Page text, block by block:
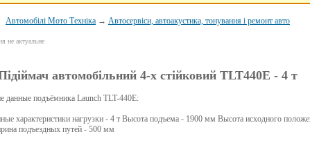
Автомобілі Мото Техніка → Автосервіси, автоакустика, тонування і ремонт авто
не актуальне
автомобільний 4-х стійковий TLT440E - 4 т
данные подъёмника Launch TLT-440E:
характеристики нагрузки - 4 т Высота подъема - 1900 мм Высота исходного
подъездных путей - 500 мм